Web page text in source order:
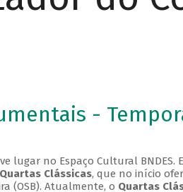
-
lugar no Espaço Cultural
Quartas Clássicas, que no início
(OSB). Atualmente, o Quartas